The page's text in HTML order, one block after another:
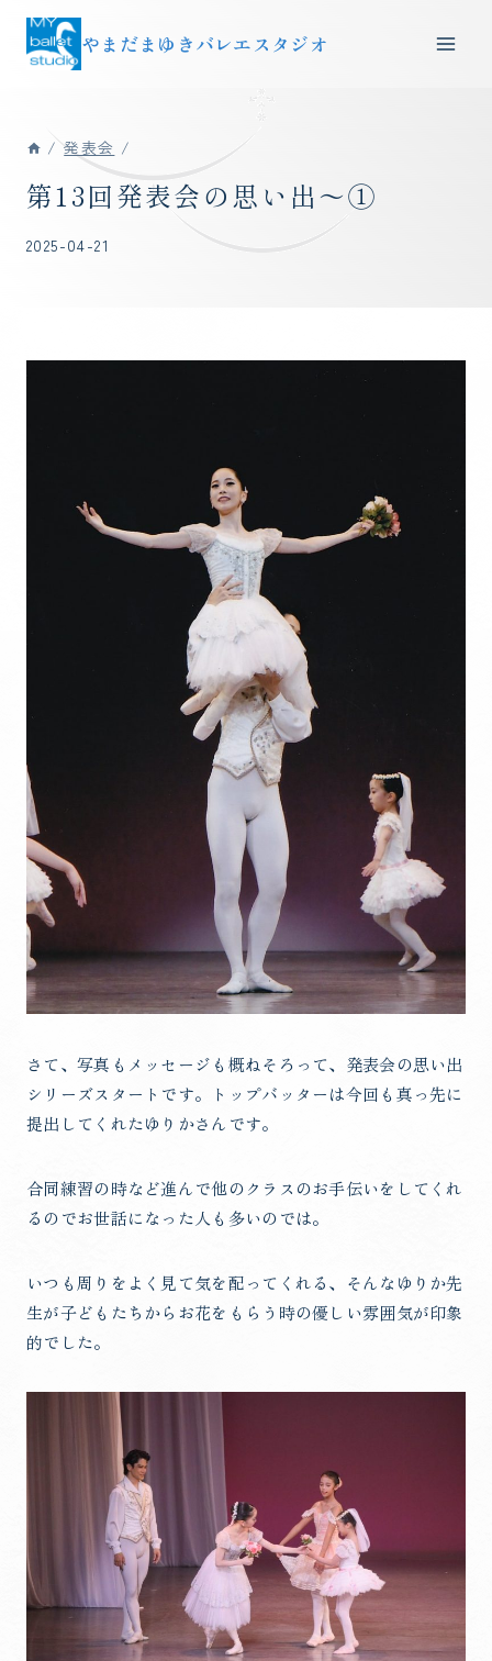
やまだまゆきバレエスタジオ
/ 発表会 /
第13回発表会の思い出～①
2025-04-21
さて、写真もメッセージも概ねそろって、発表会の思い出
シリーズスタートです。トップバッターは今回も真っ先に
提出してくれたゆりかさんです。
合同練習の時など進んで他のクラスのお手伝いをしてくれ
るのでお世話になった人も多いのでは。
いつも周りをよく見て気を配ってくれる、そんなゆりか先
生が子どもたちからお花をもらう時の優しい雰囲気が印象
的でした。